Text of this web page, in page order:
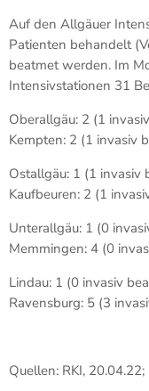
Auf den Allgäuer
Patienten behandelt
beatmet werden. Im
Intensivstationen 31
Oberallgäu: 2 (1
Kempten: 2 (1 invasiv
Ostallgäu: 1 (1 invasiv
Kaufbeuren: 2 (1
Unterallgäu: 1 (0
Memmingen: 4 (0
Lindau: 1 (0 invasiv
Ravensburg: 5 (3
Quellen: RKI,